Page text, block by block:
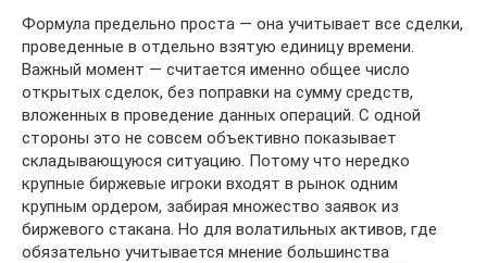
Формула предельно проста — она учитывает все сделки,
проведенные в отдельно взятую единицу времени.
Важный момент — считается именно общее число
открытых сделок, без поправки на сумму средств,
вложенных в проведение данных операций. С одной
стороны это не совсем объективно показывает
складывающуюся ситуацию. Потому что нередко
крупные биржевые игроки входят в рынок одним
крупным ордером, забирая множество заявок из
биржевого стакана. Но для волатильных активов, где
обязательно учитывается мнение большинства